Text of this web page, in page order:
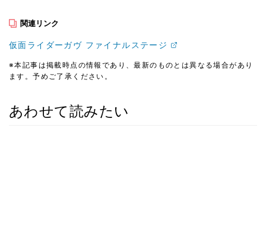
関連リンク
仮面ライダーガヴ ファイナルステージ
※本記事は掲載時点の情報であり、最新のものとは異なる場合があり
ます。予めご了承ください。
あわせて読みたい